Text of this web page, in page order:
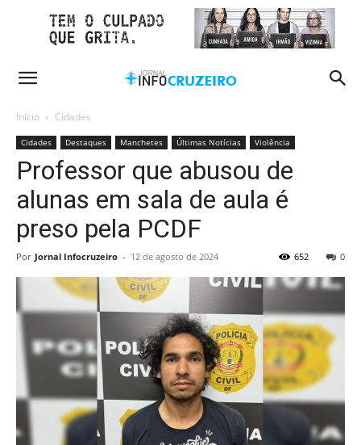
Início Cidades
Cidades Destaques Manchetes Últimas Notícias Violência
Professor que abusou de
alunas em sala de aula é
preso pela PCDF
Por Jornal Infocruzeiro - 12 de agosto de 2024 0
652